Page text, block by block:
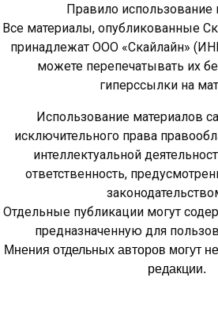
Правило использование
Все материалы, опубликованные
принадлежат ООО «Скайлайн»
можете перепечатывать их
гиперссылки на
Использование материалов
исключительного права
интеллектуальной
ответственность,
Отдельные публикации могут
предназначенную для
Мнения отдельных авторов могут
редакции.